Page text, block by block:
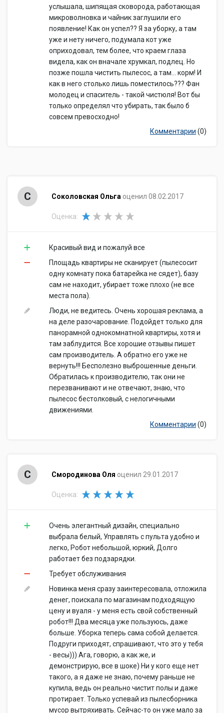
услышала, шипящая сковорода, работающая
микроволновка и чайник заглушили его
появление! Как он успел?? Я за уборку, а там
уже и нету ничего, подумала кот уже
оприходовал, тем более, что краем глаза
видела, как он вначале хрумкал, подлец. Но
позже пошла чистить пылесос, а там... корм! И
как в него столько лишь поместилось??? Фан
молодец и спаситель - такой чистюля! Вот бы
только определял что убирать, так было б
совсем превосходно!
Комментарии (0)
С Соколовская Ольга оценил 08.02.2017
Оценка:
Красивый вид и пожалуй все
Площадь квартиры не сканирует (пылесосит
одну комнату пока батарейка не сядет), базу
сам не находит, убирает тоже плохо (не все
места пола).
Люди, не ведитесь. Очень хорошая реклама, а
на деле разочарование. Подойдет только для
панорамной однокомнатной квартиры, хотя и
там заблудится. Все хорошие отзывы пишет
сам производитель. А обратно его уже не
вернуть!!! Бесполезно выброшенные деньги.
Обратилась к производителю, так они не
перезванивают и не отвечают, знаю, что
пылесос бестолковый, с нелогичными
движениями.
Комментарии (0)
С Смородинова Оля оценил 29.01.2017
Оценка:
Очень элегантный дизайн, специально
выбрала белый, Управлять с пульта удобно и
легко, Робот небольшой, юркий, Долго
работает без подзарядки.
Требует обслуживания
Новинка меня сразу заинтересовала, отложила
денег, поискала по магазинам подходящую
цену и вуаля - у меня есть свой собственный
робот!!! Два месяца уже пользуюсь, даже
больше. Уборка теперь сама собой делается.
Подруги приходят, спрашивают, что это у тебя
- весы))) Ага, говорю, а как же, и
демонстрирую, все в шоке) Ни у кого еще нет
такого, а я даже не знаю, почему раньше не
купила, ведь он реально чистит полы и даже
протирает. Только успевай из пылесборника
мусор вытряхивать. Сейчас-то он уже мало за